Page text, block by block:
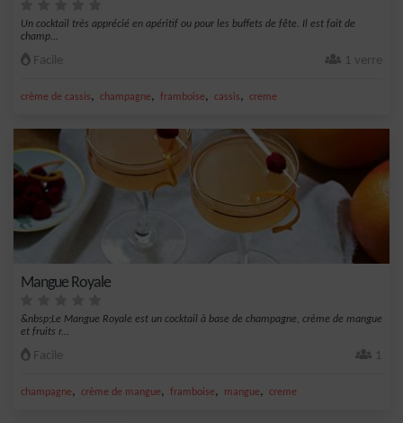
Un cocktail très apprécié en apéritif ou pour les buffets de fête. Il est fait de
champ...
Facile 1 verre
crème de cassis, champagne, framboise, cassis, creme
Mangue Royale
&nbsp;Le Mangue Royale est un cocktail à base de champagne, crème de mangue
et fruits r...
Facile 1
champagne, crème de mangue, framboise, mangue, creme